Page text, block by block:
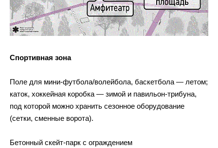
Спортивная зона
Поле для мини-футбола/волейбола, баскетбола — летом;
каток, хоккейная коробка — зимой и павильон-трибуна,
под которой можно хранить сезонное оборудование
(сетки, сменные ворота).
Бетонный скейт-парк с ограждением